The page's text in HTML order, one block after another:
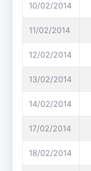
10/02/2014
11/02/2014
12/02/2014
13/02/2014
14/02/2014
17/02/2014
18/02/2014